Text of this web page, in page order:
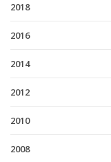
2018
2016
2014
2012
2010
2008